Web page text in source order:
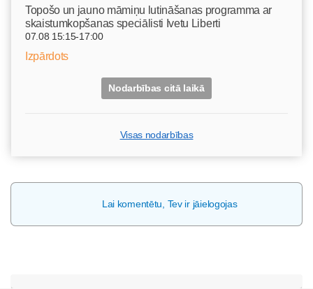
Topošo un jauno māmiņu lutināšanas programma ar
skaistumkopšanas speciālisti Ivetu Liberti
07.08 15:15-17:00
Izpārdots
Nodarbības citā laikā
Visas nodarbības
Lai komentētu, Tev ir jāielogojas